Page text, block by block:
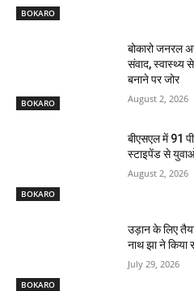
BOKARO
BOKARO
बोकारो जनरल
संवाद, स्वास्थ्य
बनाने पर जोर
August 2, 2026
BOKARO
बीएसएल में 91
स्टाइपेंड से
August 2, 2026
BOKARO
उड़ान के लिए
नाथ झा ने किया
July 29, 2026